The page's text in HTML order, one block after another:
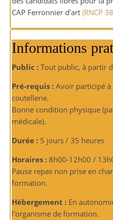
CAP Ferronnier d'art (RNCP
Informations
Public : Tout public, à partir
Pré-requis : Avoir participé à
coutellerie.
Bonne condition physique
médicale).
Durée : 5 jours / 35 heures
Horaires : 8h00-12h00 /
Pause repas non prise en
formation.
Hébergement : En
l'organisme de formation.